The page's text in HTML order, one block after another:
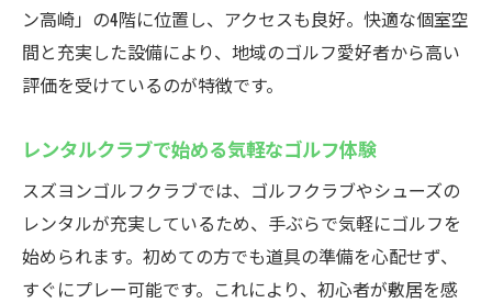
ン高崎」の4階に位置し、アクセスも良好。快適な個室空
間と充実した設備により、地域のゴルフ愛好者から高い
評価を受けているのが特徴です。
レンタルクラブで始める気軽なゴルフ体験
スズヨンゴルフクラブでは、ゴルフクラブやシューズの
レンタルが充実しているため、手ぶらで気軽にゴルフを
始められます。初めての方でも道具の準備を心配せず、
すぐにプレー可能です。これにより、初心者が敷居を感